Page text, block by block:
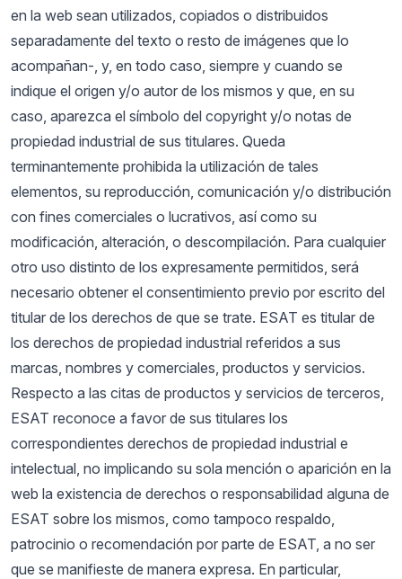
en la web sean utilizados, copiados o distribuidos
separadamente del texto o resto de imágenes que lo
acompañan-, y, en todo caso, siempre y cuando se
indique el origen y/o autor de los mismos y que, en su
caso, aparezca el símbolo del copyright y/o notas de
propiedad industrial de sus titulares. Queda
terminantemente prohibida la utilización de tales
elementos, su reproducción, comunicación y/o distribución
con fines comerciales o lucrativos, así como su
modificación, alteración, o descompilación. Para cualquier
otro uso distinto de los expresamente permitidos, será
necesario obtener el consentimiento previo por escrito del
titular de los derechos de que se trate. ESAT es titular de
los derechos de propiedad industrial referidos a sus
marcas, nombres y comerciales, productos y servicios.
Respecto a las citas de productos y servicios de terceros,
ESAT reconoce a favor de sus titulares los
correspondientes derechos de propiedad industrial e
intelectual, no implicando su sola mención o aparición en la
web la existencia de derechos o responsabilidad alguna de
ESAT sobre los mismos, como tampoco respaldo,
patrocinio o recomendación por parte de ESAT, a no ser
que se manifieste de manera expresa. En particular,